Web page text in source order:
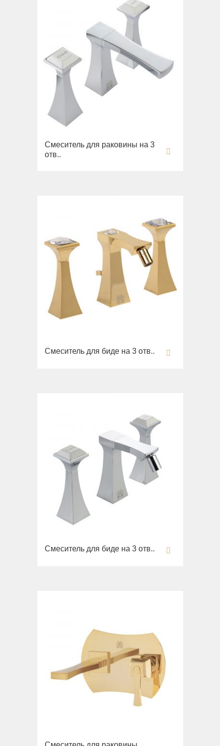
Вся коллекция
Раковины напольные
Системы инсталляций
Комплектующие
Смеситель для раковины на 3
отв..
Смеситель для биде на 3 отв..
Смеситель для биде на 3 отв..